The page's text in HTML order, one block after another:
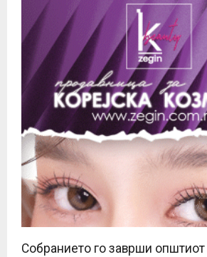
U
Собранието го заврши